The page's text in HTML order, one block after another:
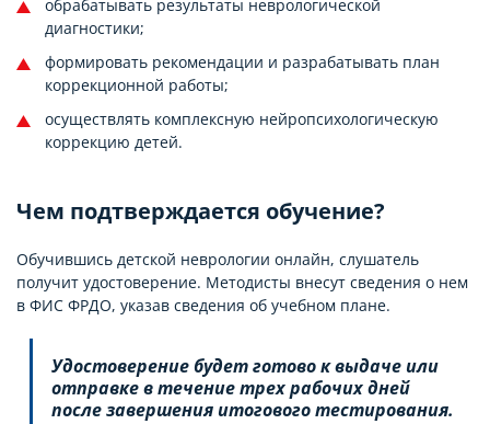
обрабатывать результаты неврологической
диагностики;
формировать рекомендации и разрабатывать план
коррекционной работы;
осуществлять комплексную нейропсихологическую
коррекцию детей.
Чем подтверждается обучение?
Обучившись детской неврологии онлайн, слушатель
получит удостоверение. Методисты внесут сведения о нем
в ФИС ФРДО, указав сведения об учебном плане.
Удостоверение будет готово к выдаче или
отправке в течение трех рабочих дней
после завершения итогового тестирования.